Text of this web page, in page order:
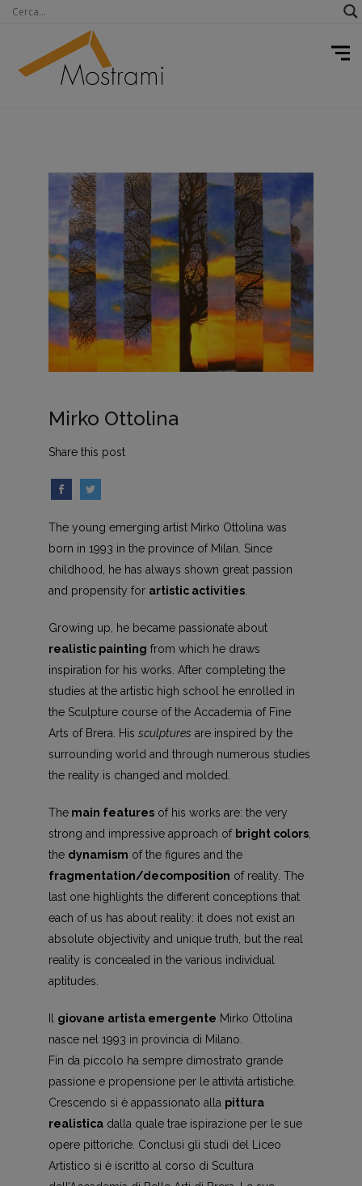
Mirko Ottolina
Share this post
The young emerging artist Mirko Ottolina was
born in 1993 in the province of Milan. Since
childhood, he has always shown great passion
and propensity for artistic activities.
Growing up, he became passionate about
realistic painting from which he draws
inspiration for his works. After completing the
studies at the artistic high school he enrolled in
the Sculpture course of the Accademia of Fine
Arts of Brera. His sculptures are inspired by the
surrounding world and through numerous studies
the reality is changed and molded.
Themain featuresof his works are: the very
strong and impressive approach of bright colors,
the dynamism of the figures and the
fragmentation/decomposition of reality. The
last one highlights the different conceptions that
each of us has about reality: it does not exist an
absolute objectivity and unique truth, but the real
reality is concealed in the various individual
aptitudes.
Il giovane artista emergente Mirko Ottolina
nasce nel 1993 in provincia di Milano.
Fin da piccolo ha sempre dimostrato grande
passione e propensione per le attività artistiche.
Crescendo si è appassionato alla pittura
realisticadalla quale trae ispirazione per le sue
opere pittoriche. Conclusi gli studi del Liceo
Artistico si è iscritto al corso di Scultura